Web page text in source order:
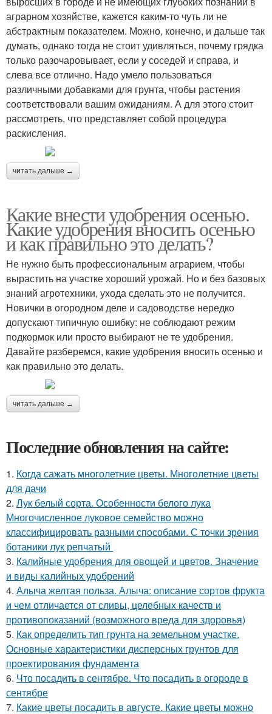
аграрном хозяйстве, кажется каким-то чуть ли не
абстрактным показателем. Можно, конечно, и дальше так
думать, однако тогда не стоит удивляться, почему грядка
только разочаровывает, если у соседей и справа, и
слева все отлично. Надо умело пользоваться
различными добавками для грунта, чтобы растения
соответствовали вашим ожиданиям. А для этого стоит
рассмотреть, что представляет собой процедура
раскисления.
читать дальше →
Какие внести удобрения осенью.
Какие удобрения вносить осенью
и как правильно это делать?
Не нужно быть профессиональным аграрием, чтобы
вырастить на участке хороший урожай. Но и без базовых
знаний агротехники, ухода сделать это не получится.
Новички в огородном деле и садоводстве нередко
допускают типичную ошибку: не соблюдают режим
подкормок или просто выбирают не те удобрения.
Давайте разберемся, какие удобрения вносить осенью и
как правильно это делать.
читать дальше →
Последние обновления на сайте:
1. Когда сажать многолетние цветы. Многолетние цветы
для дачи
2. Лук белый сорта. Особенности белого лука
Многочисленное луковое семейство можно
классифицировать разными способами. С точки зрения
ботаники лук репчатый
3. Калийные удобрения для овощей и цветов. Значение
и виды калийных удобрений
4. Алыча желтая польза. Алыча: описание сортов фрукта
и чем отличается от сливы, целебных качеств и
противопоказаний (возможного вреда для здоровья)
5. Как определить тип грунта на земельном участке.
Основные характеристики дисперсных грунтов для
проектирования фундамента
6. Что посадить в сентябре. Что посадить в огороде в
сентябре
7. Какие цветы посадить в августе. Какие цветы можно